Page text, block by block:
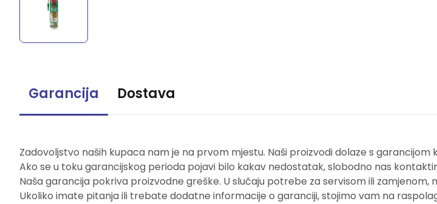
Garancija Dostava
Zadovoljstvo naših kupaca nam je na prvom mjestu. Naši proizvodi dolaze s garancijom
Ako se u toku garancijskog perioda pojavi bilo kakav nedostatak, slobodno nas
Naša garancija pokriva proizvodne greške. U slučaju potrebe za servisom ili zamjenom,
Ukoliko imate pitanja ili trebate dodatne informacije o garanciji, stojimo vam na